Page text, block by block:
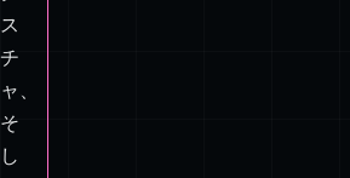
ス
ト
フ
ィ
ク